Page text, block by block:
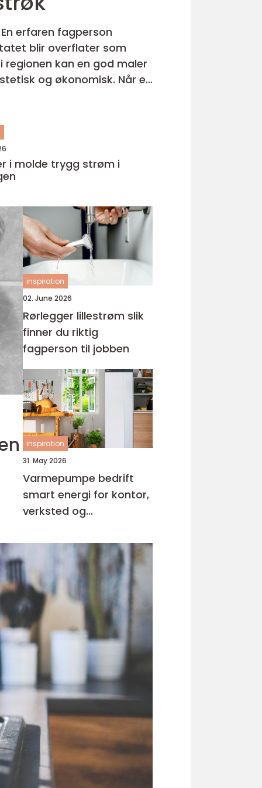
erfaren fagperson
blir overflater som
kan en god maler
trygg strøm i
inspiration
02. June 2026
Rørlegger lillestrøm slik
finner du riktig
fagperson til jobben
inspiration
31. May 2026
Varmepumpe bedrift
smart energi for kontor,
verksted og